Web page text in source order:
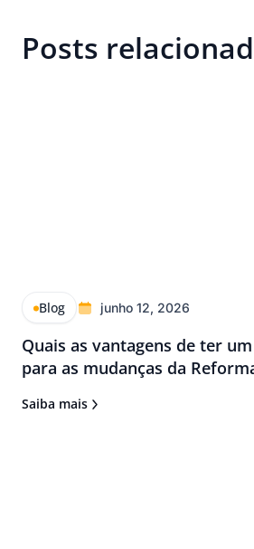
Posts
Blog junho 12, 2026
Quais as vantagens de ter
para as mudanças da
Saiba mais